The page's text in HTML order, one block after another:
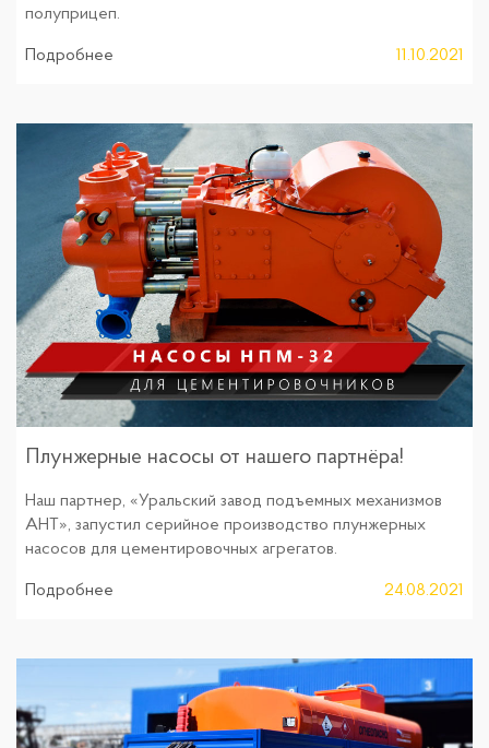
полуприцеп.
Подробнее 11.10.2021
Плунжерные насосы от нашего партнёра!
Наш партнер, «Уральский завод подъемных механизмов
АНТ», запустил серийное производство плунжерных
насосов для цементировочных агрегатов.
Подробнее 24.08.2021